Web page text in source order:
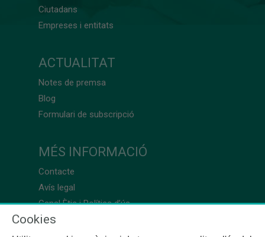
Ciutadans
Empreses i entitats
ACTUALITAT
Notes de premsa
Blog
Formulari de subscripció
MÉS INFORMACIÓ
Contacte
Avís legal
Canal Ètic i Política d’ús
Cookies